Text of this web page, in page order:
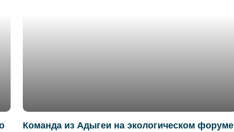
Команда из Адыгеи на экологическом форуме